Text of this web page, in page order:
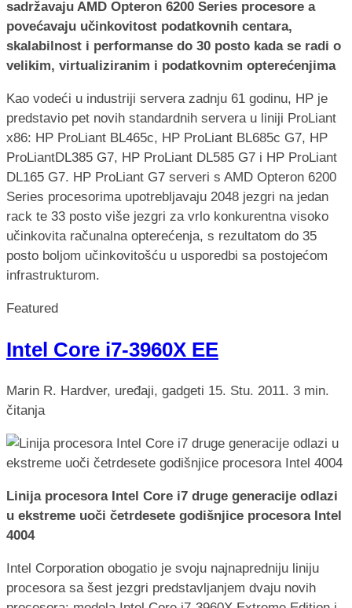
sadržavaju AMD Opteron 6200 Series procesore a
povećavaju učinkovitost podatkovnih centara,
skalabilnost i performanse do 30 posto kada se radi o
velikim, virtualiziranim i podatkovnim opterećenjima
Kao vodeći u industriji servera zadnju 61 godinu, HP je
predstavio pet novih standardnih servera u liniji ProLiant
x86: HP ProLiant BL465c, HP ProLiant BL685c G7, HP
ProLiantDL385 G7, HP ProLiant DL585 G7 i HP ProLiant
DL165 G7. HP ProLiant G7 serveri s AMD Opteron 6200
Series procesorima upotrebljavaju 2048 jezgri na jedan
rack te 33 posto više jezgri za vrlo konkurentna visoko
učinkovita računalna opterećenja, s rezultatom do 35
posto boljom učinkovitošću u usporedbi sa postojećom
infrastrukturom.
Featured
Intel Core i7-3960X EE
Marin R. Hardver, uređaji, gadgeti 15. Stu. 2011. 3 min.
čitanja
Linija procesora Intel Core i7 druge generacije odlazi
u ekstreme uoči četrdesete godišnjice procesora Intel
4004
Intel Corporation obogatio je svoju najnapredniju liniju
procesora sa šest jezgri predstavljanjem dvaju novih